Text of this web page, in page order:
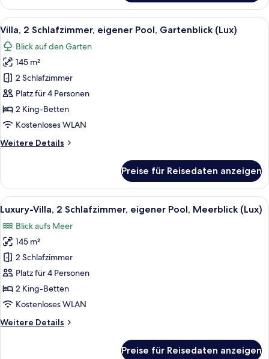
1
Schlafzimmer,
eigener
Pool,
Meerblick
(Lux)
Alle
Fotos
für
Villa,
2 Schlafzimmer,
eigener
Pool,
Gartenblick
anzeigen
Ein modernes Schlafzimmer mit
6
Villa, 2 Schlafzimmer, eigener Pool, Gartenblick (Lux)
Blick auf den Garten
145 m²
2 Schlafzimmer
Platz für 4 Personen
2 King-Betten
Kostenloses WLAN
Weitere Details
Weitere
2 Schlafzimmer,
eigener
Pool,
Gartenblick
(Lux)
Preise für Reisedaten anzeigen
Alle
Fotos
für
Luxury-
Villa,
2 Schlafzimmer,
eigener
Pool,
(Lux)
Ein Poolbereich mit Liegestühlen,
8
Luxury-Villa, 2 Schlafzimmer, eigener Pool, Meerblick (Lux)
Blick aufs Meer
145 m²
2 Schlafzimmer
Platz für 4 Personen
2 King-Betten
Kostenloses WLAN
Weitere Details
Weitere
Preise für Reisedaten anzeigen